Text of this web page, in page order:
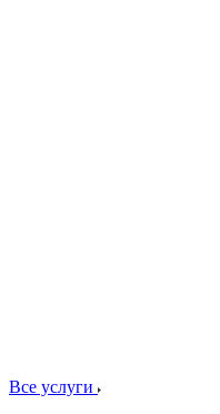
Все услуги